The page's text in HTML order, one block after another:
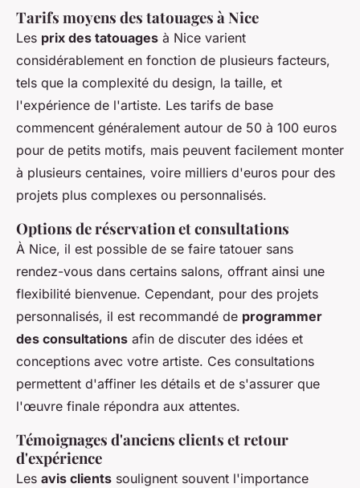
Tarifs moyens des tatouages à Nice
Les prix des tatouages à Nice varient
considérablement en fonction de plusieurs facteurs,
tels que la complexité du design, la taille, et
l'expérience de l'artiste. Les tarifs de base
commencent généralement autour de 50 à 100 euros
pour de petits motifs, mais peuvent facilement monter
à plusieurs centaines, voire milliers d'euros pour des
projets plus complexes ou personnalisés.
Options de réservation et consultations
À Nice, il est possible de se faire tatouer sans
rendez-vous dans certains salons, offrant ainsi une
flexibilité bienvenue. Cependant, pour des projets
personnalisés, il est recommandé de programmer
des consultations afin de discuter des idées et
conceptions avec votre artiste. Ces consultations
permettent d'affiner les détails et de s'assurer que
l'œuvre finale répondra aux attentes.
Témoignages d'anciens clients et retour
d'expérience
Les avis clients soulignent souvent l'importance